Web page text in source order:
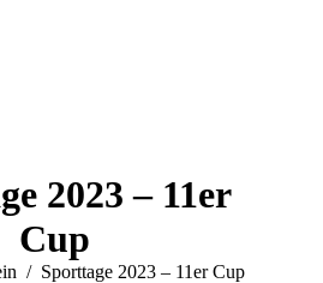
2023 – 11er
Cup
Sporttage 2023 – 11er Cup